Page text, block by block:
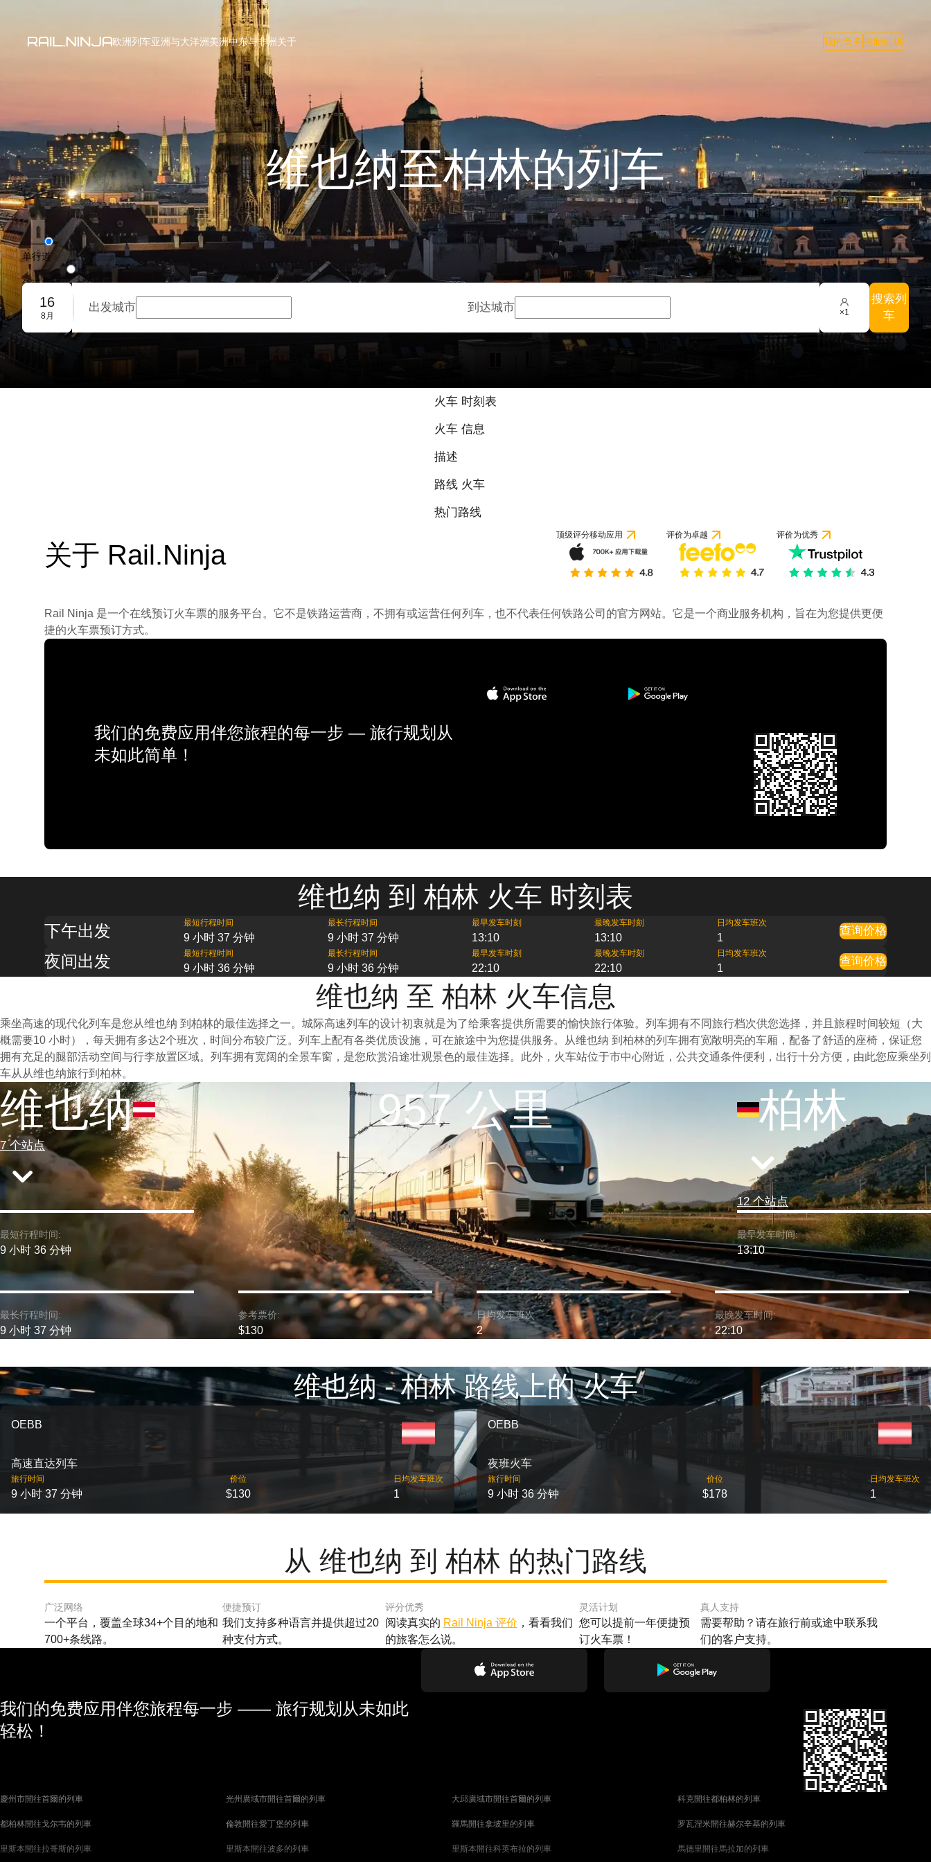
欧洲列车亚洲与大洋洲 美洲中东与非洲 关于 我的票务控制面板
维也纳至柏林的列车
单行道
往返旅程
团体预订
16
8月
出发城市 到达城市 ×1
搜索列
车
火车 时刻表
火车 信息
描述
路线 火车
热门路线
关于 Rail.Ninja
顶级评分移动应用 评价为卓越 评价为优秀
Rail Ninja 是一个在线预订火车票的服务平台。它不是铁路运营商，不拥有或运营任何列车，也不代表任何铁路公司的官方网站。它是一个商业服务机构，旨在为您提供更便
捷的火车票预订方式。
我们的免费应用伴您旅程的每一步 — 旅行规划从
未如此简单！
维也纳 到 柏林 火车 时刻表
下午出发 最短行程时间
9 小时 37 分钟
最长行程时间
9 小时 37 分钟
最早发车时刻
13:10
最晚发车时刻
13:10
日均发车班次
1
查询价格
夜间出发 最短行程时间
9 小时 36 分钟
最长行程时间
9 小时 36 分钟
最早发车时刻
22:10
最晚发车时刻
22:10
日均发车班次
1
查询价格
维也纳 至 柏林 火车信息
乘坐高速的现代化列车是您从维也纳 到柏林的最佳选择之一。城际高速列车的设计初衷就是为了给乘客提供所需要的愉快旅行体验。列车拥有不同旅行档次供您选择，并且旅程时间较短（大
概需要10 小时），每天拥有多达2个班次，时间分布较广泛。列车上配有各类优质设施，可在旅途中为您提供服务。从维也纳 到柏林的列车拥有宽敞明亮的车厢，配备了舒适的座椅，保证您
拥有充足的腿部活动空间与行李放置区域。列车拥有宽阔的全景车窗，是您欣赏沿途壮观景色的最佳选择。此外，火车站位于市中心附近，公共交通条件便利，出行十分方便，由此您应乘坐列
车从从维也纳旅行到柏林。
维也纳
7 个站点
957 公里 柏林
12 个站点
最短行程时间:
9 小时 36 分钟
最早发车时间:
13:10
最长行程时间:
9 小时 37 分钟
参考票价:
$130
日均发车班次:
2
最晚发车时间:
22:10
维也纳 - 柏林 路线上的 火车
OEBB
高速直达列车
旅行时间
9 小时 37 分钟
价位
$130
日均发车班次
1
OEBB
夜班火车
旅行时间
9 小时 36 分钟
价位
$178
日均发车班次
1
从 维也纳 到 柏林 的热门路线
广泛网络
一个平台，覆盖全球34+个目的地和
700+条线路。
便捷预订
我们支持多种语言并提供超过20
种支付方式。
评分优秀
阅读真实的 Rail Ninja 评价 ，看看我们
的旅客怎么说。
灵活计划
您可以提前一年便捷预
订火车票！
真人支持
需要帮助？请在旅行前或途中联系我
们的客户支持。
我们的免费应用伴您旅程每一步 —— 旅行规划从未如此
轻松！
慶州市開往首爾的列車 光州廣域市開往首爾的列車 大邱廣域市開往首爾的列車 科克開往都柏林的列車
都柏林開往戈尔韦的列車 倫敦開往愛丁堡的列車 羅馬開往拿坡里的列車 罗瓦涅米開往赫尔辛基的列車
里斯本開往拉哥斯的列車 里斯本開往波多的列車 里斯本開往科英布拉的列車 馬德里開往馬拉加的列車